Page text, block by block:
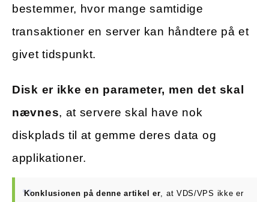
bestemmer, hvor mange samtidige
transaktioner en server kan håndtere på et
givet tidspunkt.
Disk er ikke en parameter, men det skal
nævnes, at servere skal have nok
diskplads til at gemme deres data og
applikationer.
Konklusionen på denne artikel er , at VDS/VPS ikke er